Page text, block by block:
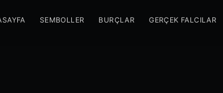
SEMBOLLER BURÇLAR GERÇEK FALCILAR